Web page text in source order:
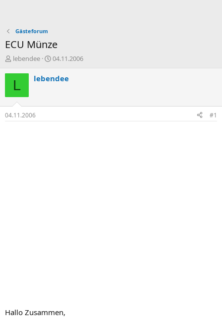
Gästeforum
ECU Münze
E
s
e
lebendee
E
s
t
04.11.2006
L lebendee
04.11.2006 #1
Hallo Zusammen,